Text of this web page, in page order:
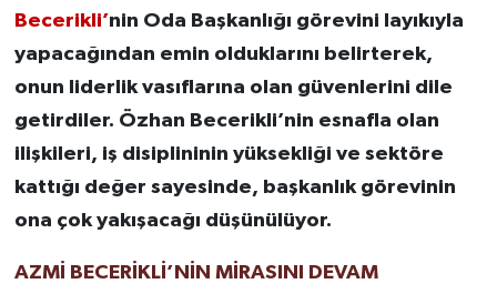
Becerikli’nin Oda Başkanlığı görevini layıkıyla
yapacağından emin olduklarını belirterek,
onun liderlik vasıflarına olan güvenlerini dile
getirdiler. Özhan Becerikli’nin esnafla olan
ilişkileri, iş disiplininin yüksekliği ve sektöre
kattığı değer sayesinde, başkanlık görevinin
ona çok yakışacağı düşünülüyor.
AZMİ BECERİKLİ’NİN MİRASINI DEVAM